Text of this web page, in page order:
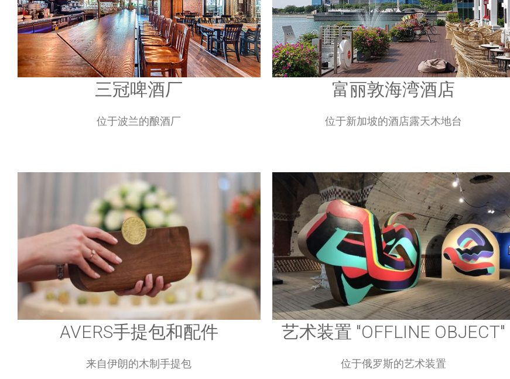
三冠啤酒厂
位于波兰的酿酒厂
富丽敦海湾酒店
位于新加坡的酒店露天木地台
AVERS手提包和配件
来自伊朗的木制手提包
艺术装置 "OFFLINE OBJECT"
位于俄罗斯的艺术装置